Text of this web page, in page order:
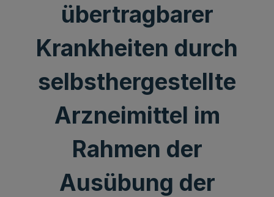
übertragbarer
Krankheiten durch
selbsthergestellte
Arzneimittel im
Rahmen der
Ausübung der